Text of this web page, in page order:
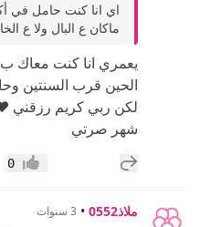
اي انا كنت حامل في
ماكان ع البال ولا ع
يعمري انا كنت معاك
الحين قرب السنتين
لكن ربي كريم رزقني
شهر صرتي
إضافة رد جديد إعجاب0
ملاذ0552 • 3 سنوات